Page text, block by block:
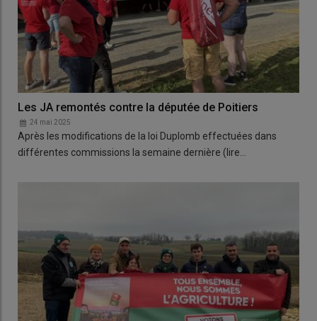
Les JA remontés contre la députée de Poitiers
24 mai 2025
Après les modifications de la loi Duplomb effectuées dans
différentes commissions la semaine dernière (lire…